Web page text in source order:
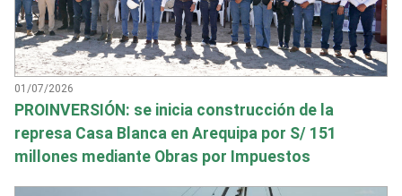
01/07/2026
PROINVERSIÓN: se inicia construcción de la
represa Casa Blanca en Arequipa por S/ 151
millones mediante Obras por Impuestos